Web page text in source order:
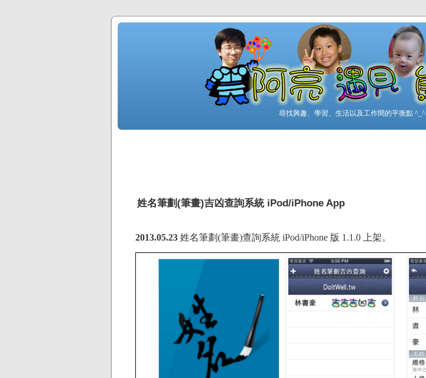
尋找興趣、學習、生活以及工作間的平衡點 ^_^
姓名筆劃(筆畫)吉凶查詢系統 iPod/iPhone App
2013.05.23 姓名筆劃(筆畫)查詢系統 iPod/iPhone 版 1.1.0 上架。